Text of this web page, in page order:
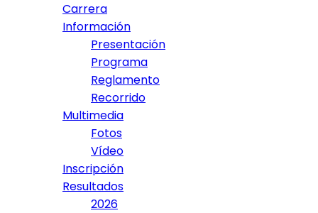
Carrera
Información
Presentación
Programa
Reglamento
Recorrido
Multimedia
Fotos
Vídeo
Inscripción
Resultados
2026